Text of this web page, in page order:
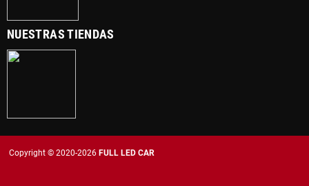
NUESTRAS TIENDAS
Copyright © 2020-2026 FULL LED CAR